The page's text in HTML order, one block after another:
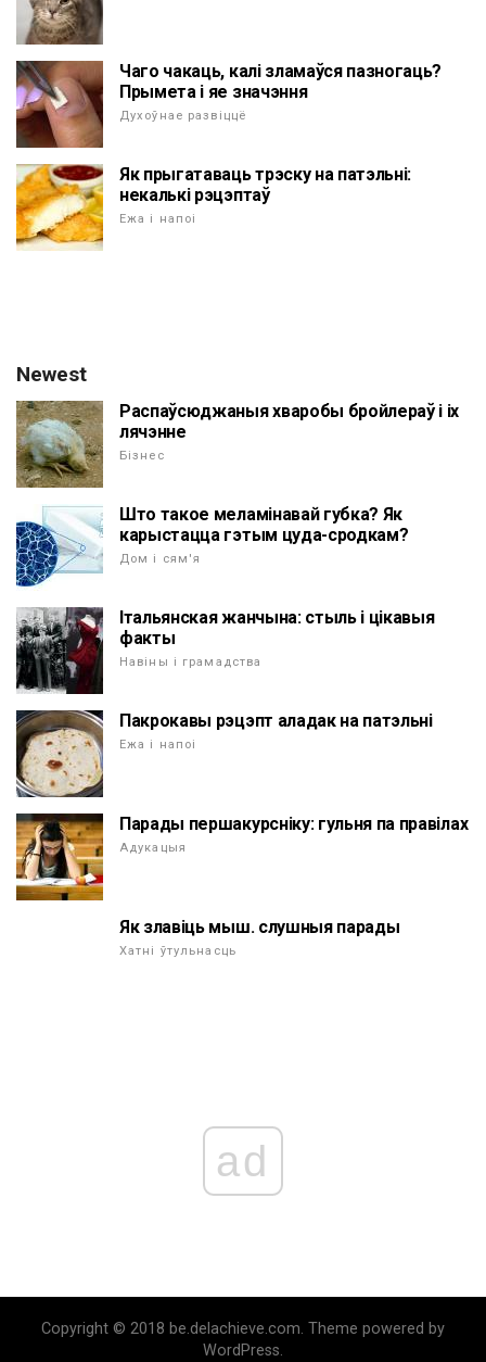
Чаго чакаць, калі зламаўся пазногаць?
Прымета і яе значэння
Духоўнае развіццё
Як прыгатаваць трэску на патэльні:
некалькі рэцэптаў
Ежа і напоі
Newest
Распаўсюджаныя хваробы бройлераў і іх
лячэнне
Бізнес
Што такое меламінавай губка? Як
карыстацца гэтым цуда-сродкам?
Дом і сям'я
Італьянская жанчына: стыль і цікавыя
факты
Навіны і грамадства
Пакрокавы рэцэпт аладак на патэльні
Ежа і напоі
Парады першакурсніку: гульня па правілах
Адукацыя
Як злавіць мыш. слушныя парады
Хатні ўтульнасць
ad
Copyright © 2018 be.delachieve.com. Theme powered by
WordPress.